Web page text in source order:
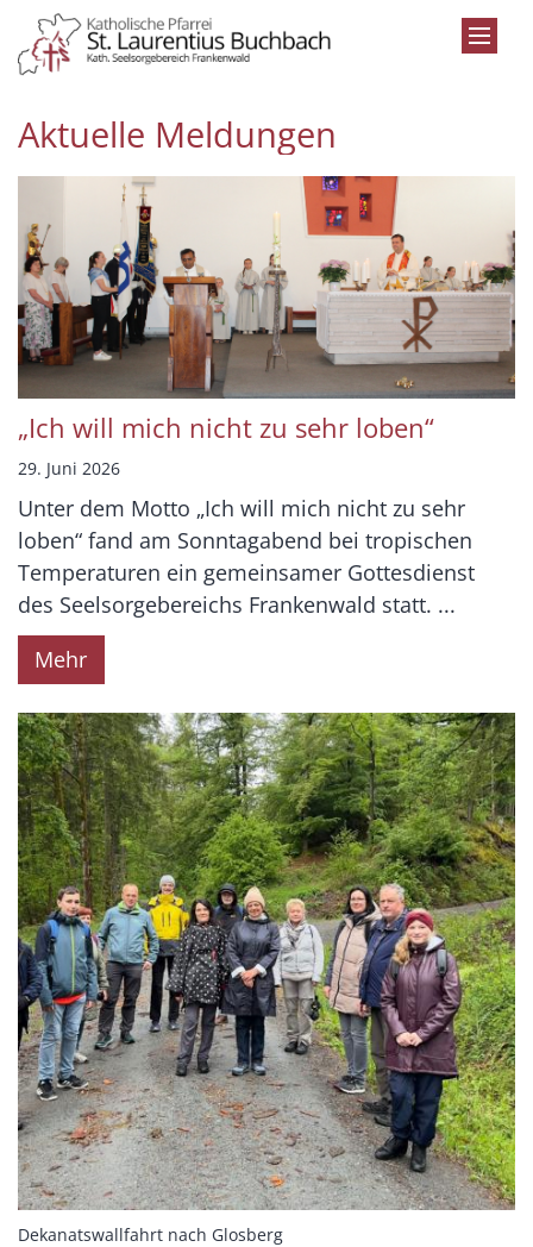
Zum Inhalt springen
Aktuelle Meldungen
„Ich will mich nicht zu sehr loben“
29. Juni 2026
Unter dem Motto „Ich will mich nicht zu sehr
loben“ fand am Sonntagabend bei tropischen
Temperaturen ein gemeinsamer Gottesdienst
des Seelsorgebereichs Frankenwald statt. ...
Mehr
Dekanatswallfahrt nach Glosberg: